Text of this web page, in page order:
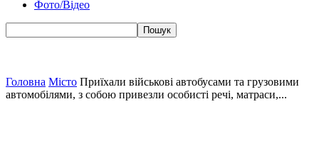
Фото/Відео
Головна Місто Приїхали військові автобусами та грузовими
автомобілями, з собою привезли особисті речі, матраси,...